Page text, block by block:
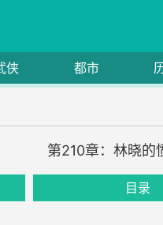
侠 都市
第210章：林晓的
目录